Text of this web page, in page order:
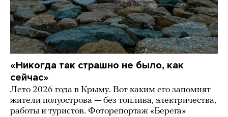
«Никогда так страшно не было, как
сейчас»
Лето 2026 года в Крыму. Вот каким его запомнят
жители полуострова — без топлива, электричества,
работы и туристов. Фоторепортаж «Берега»